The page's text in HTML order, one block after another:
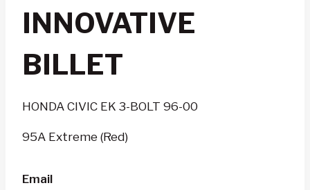
INNOVATIVE
BILLET
HONDA CIVIC EK 3-BOLT 96-00
95A Extreme (Red)
Email